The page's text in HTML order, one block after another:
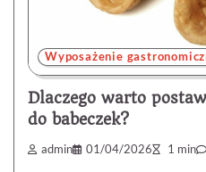
Wyposażenie
Dlaczego warto
do babeczek?
admin 01/04/2026 1 min